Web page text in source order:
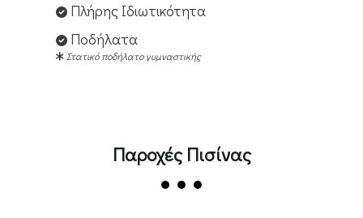
Πλήρης Iδιωτικότητα
Ποδήλατα
Στατικό ποδήλατο γυμναστικής
Παροχές Πισίνας